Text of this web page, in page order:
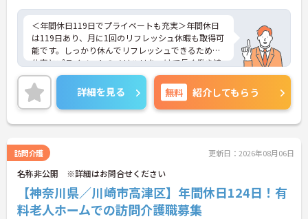
＜年間休日119日でプライベートも充実＞年間休日
は119日あり、月に1回のリフレッシュ休暇も取得可
能です。しっかり休んでリフレッシュできるため、
仕事とプライベートのメリハリをつけて長く働き続
けられます。ワークライフバランスを重視したい方
にも安心の環境です。
＜スマホ・インカム活用でスマートなケアを実現＞
記録や情報共有にスマートフォンを活用し、業務の
効率化を積極的に進めています。インカムを使えば
の抜け漏れを防ぐことができます。事務作業の負担
を減らすことで、利用者様との対話や「人にしかで
きないぬくもりのケア」に集中できる環境を整えて
います。新しい技術を取り入れながら、質の高いサ
ービスを目指しています。
詳細を見る 無料 紹介してもらう
訪問介護 更新日：2026年08月06日
名称非公開 ※詳細はお問合せください
【神奈川県／川崎市高津区】年間休日124日！有
料老人ホームでの訪問介護職募集